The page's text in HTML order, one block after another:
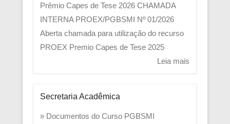
Prêmio Capes de Tese 2026 CHAMADA
INTERNA PROEX/PGBSMI Nº 01/2026
Aberta chamada para utilização do recurso
PROEX Premio Capes de Tese 2025
Leia mais
Secretaria Acadêmica
» Documentos do Curso PGBSMI